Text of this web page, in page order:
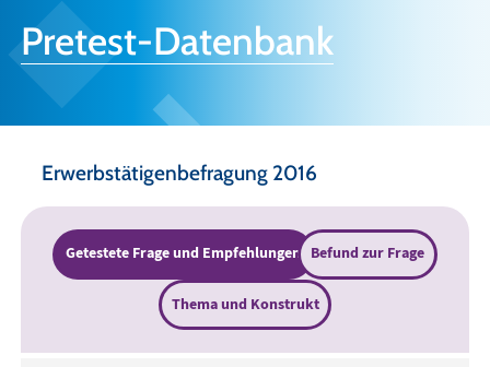
Pretest-Datenbank
Erwerbstätigenbefragung 2016
Getestete Frage und Empfehlungen Befund zur Frage
Thema und Konstrukt